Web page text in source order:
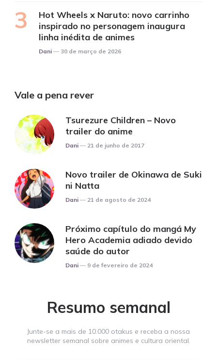
Hot Wheels x Naruto: novo carrinho
inspirado no personagem inaugura
linha inédita de animes
Posted
Dani 30 de março de 2026
Vale a pena rever
Tsurezure Children – Novo
trailer do anime
Posted
Dani 21 de junho de 2017
Novo trailer de Okinawa de Suki
ni Natta
Posted
Dani 21 de agosto de 2024
Próximo capítulo do mangá My
Hero Academia adiado devido
saúde do autor
Posted
Dani 9 de fevereiro de 2024
Resumo semanal
Junte-se a mais de 10.000 otakus e receba a nossa
newsletter semanal sobre animes e cultura oriental.